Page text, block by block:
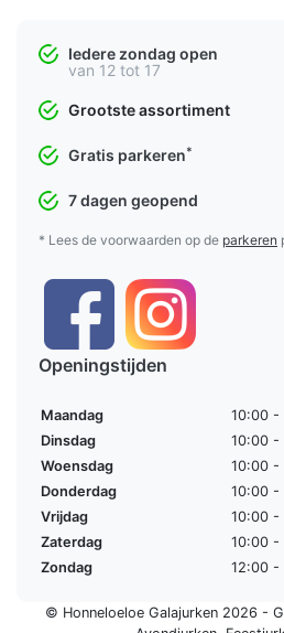
Iedere zondag open
van 12 tot 17
Grootste assortiment
Gratis parkeren*
7 dagen geopend
* Lees de voorwaarden op de parkeren
Openingstijden
Maandag
10:00 -
Dinsdag
10:00 -
Woensdag
10:00 -
Donderdag
10:00 -
Vrijdag
10:00 -
Zaterdag
10:00 -
Zondag
12:00 -
© Honneloeloe Galajurken 2026 -